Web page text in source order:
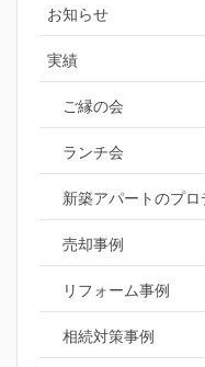
お知らせ
実績
ご縁の会
ランチ会
新築アパートのプ
売却事例
リフォーム事例
相続対策事例